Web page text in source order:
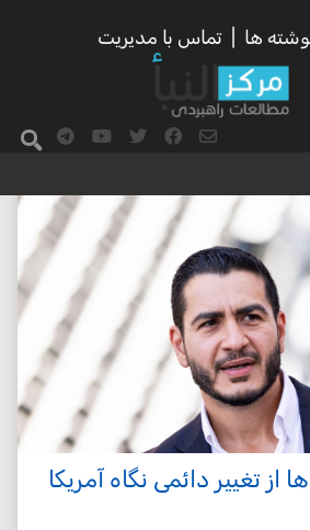
ها | تماس با مدیریت
تغییر دائمی نگاه آمریکا